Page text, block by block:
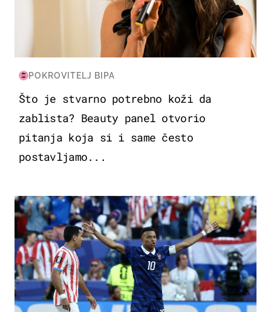
POKROVITELJ BIPA
Što je stvarno potrebno koži da
zablista? Beauty panel otvorio
pitanja koja si i same često
postavljamo...
SVJETSKO PRVENSTVO 2026